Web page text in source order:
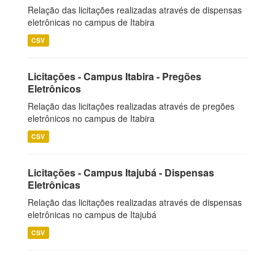
Relação das licitações realizadas através de dispensas
eletrônicas no campus de Itabira
CSV
Licitações - Campus Itabira - Pregões
Eletrônicos
Relação das licitações realizadas através de pregões
eletrônicos no campus de Itabira
CSV
Licitações - Campus Itajubá - Dispensas
Eletrônicas
Relação das licitações realizadas através de dispensas
eletrônicas no campus de Itajubá
CSV